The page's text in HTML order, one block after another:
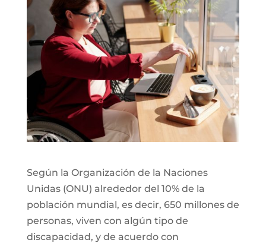
Según la Organización de la Naciones
Unidas (ONU) alrededor del 10% de la
población mundial, es decir, 650 millones de
personas, viven con algún tipo de
discapacidad, y de acuerdo con